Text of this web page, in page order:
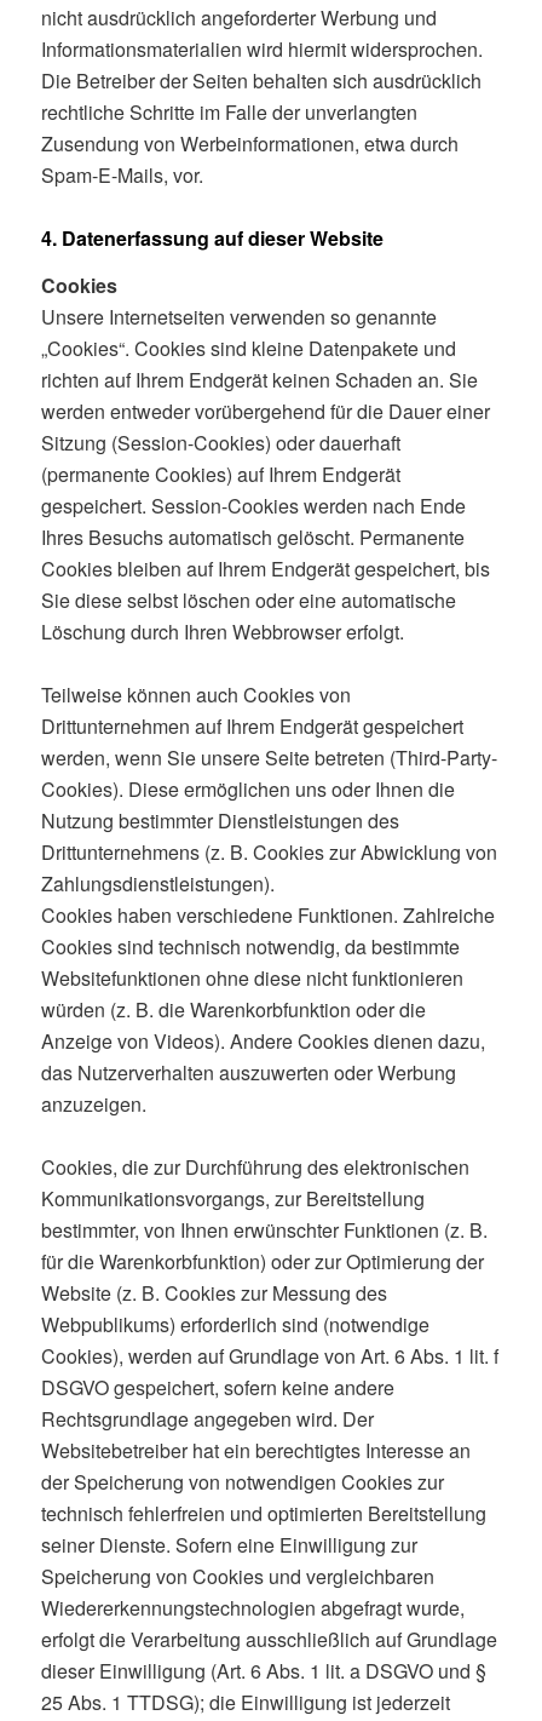
nicht ausdrücklich angeforderter Werbung und
Informationsmaterialien wird hiermit widersprochen.
Die Betreiber der Seiten behalten sich ausdrücklich
rechtliche Schritte im Falle der unverlangten
Zusendung von Werbeinformationen, etwa durch
Spam-E-Mails, vor.
4. Datenerfassung auf dieser Website
Cookies
Unsere Internetseiten verwenden so genannte
„Cookies“. Cookies sind kleine Datenpakete und
richten auf Ihrem Endgerät keinen Schaden an. Sie
werden entweder vorübergehend für die Dauer einer
Sitzung (Session-Cookies) oder dauerhaft
(permanente Cookies) auf Ihrem Endgerät
gespeichert. Session-Cookies werden nach Ende
Ihres Besuchs automatisch gelöscht. Permanente
Cookies bleiben auf Ihrem Endgerät gespeichert, bis
Sie diese selbst löschen oder eine automatische
Löschung durch Ihren Webbrowser erfolgt.
Teilweise können auch Cookies von
Drittunternehmen auf Ihrem Endgerät gespeichert
werden, wenn Sie unsere Seite betreten (Third-Party-
Cookies). Diese ermöglichen uns oder Ihnen die
Nutzung bestimmter Dienstleistungen des
Drittunternehmens (z. B. Cookies zur Abwicklung von
Zahlungsdienstleistungen).
Cookies haben verschiedene Funktionen. Zahlreiche
Cookies sind technisch notwendig, da bestimmte
Websitefunktionen ohne diese nicht funktionieren
würden (z. B. die Warenkorbfunktion oder die
Anzeige von Videos). Andere Cookies dienen dazu,
das Nutzerverhalten auszuwerten oder Werbung
anzuzeigen.
Cookies, die zur Durchführung des elektronischen
Kommunikationsvorgangs, zur Bereitstellung
bestimmter, von Ihnen erwünschter Funktionen (z. B.
für die Warenkorbfunktion) oder zur Optimierung der
Website (z. B. Cookies zur Messung des
Webpublikums) erforderlich sind (notwendige
Cookies), werden auf Grundlage von Art. 6 Abs. 1 lit. f
DSGVO gespeichert, sofern keine andere
Rechtsgrundlage angegeben wird. Der
Websitebetreiber hat ein berechtigtes Interesse an
der Speicherung von notwendigen Cookies zur
technisch fehlerfreien und optimierten Bereitstellung
seiner Dienste. Sofern eine Einwilligung zur
Speicherung von Cookies und vergleichbaren
Wiedererkennungstechnologien abgefragt wurde,
erfolgt die Verarbeitung ausschließlich auf Grundlage
dieser Einwilligung (Art. 6 Abs. 1 lit. a DSGVO und §
25 Abs. 1 TTDSG); die Einwilligung ist jederzeit